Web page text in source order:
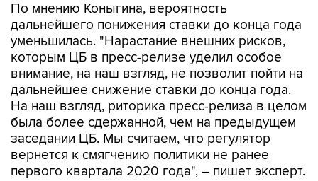
По мнению Коныгина, вероятность
дальнейшего понижения ставки до конца года
уменьшилась. "Нарастание внешних рисков,
которым ЦБ в пресс-релизе уделил особое
внимание, на наш взгляд, не позволит пойти на
дальнейшее снижение ставки до конца года.
На наш взгляд, риторика пресс-релиза в целом
была более сдержанной, чем на предыдущем
заседании ЦБ. Мы считаем, что регулятор
вернется к смягчению политики не ранее
первого квартала 2020 года", – пишет эксперт.